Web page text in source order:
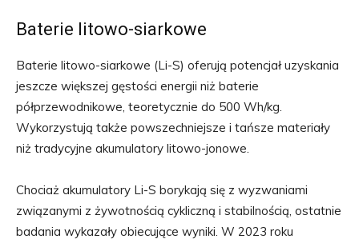
Baterie litowo-siarkowe
Baterie litowo-siarkowe (Li-S) oferują potencjał uzyskania
jeszcze większej gęstości energii niż baterie
półprzewodnikowe, teoretycznie do 500 Wh/kg.
Wykorzystują także powszechniejsze i tańsze materiały
niż tradycyjne akumulatory litowo-jonowe.
Chociaż akumulatory Li-S borykają się z wyzwaniami
związanymi z żywotnością cykliczną i stabilnością, ostatnie
badania wykazały obiecujące wyniki. W 2023 roku